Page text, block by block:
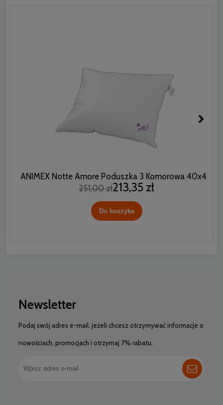
ANIMEX Notte Amore Poduszka 3 Komorowa 40x40
251,00 zł213,35 zł
Do koszyka
Newsletter
Podaj swój adres e-mail, jeżeli chcesz otrzymywać informacje o
nowościach, promocjach i otrzymaj 7% rabatu.